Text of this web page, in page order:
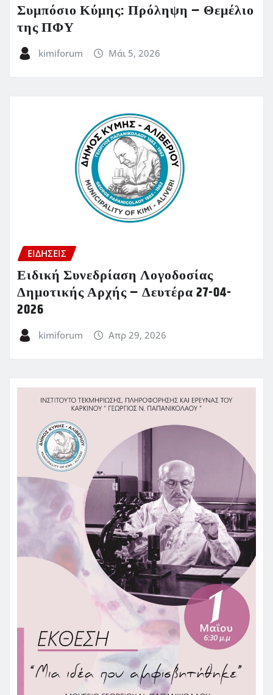
Συμπόσιο Κύμης: Πρόληψη – Θεμέλιο
της ΠΦΥ
kimiforum Μάι 5, 2026
ΕΙΔΗΣΕΙΣ
Ειδική Συνεδρίαση Λογοδοσίας
Δημοτικής Αρχής – Δευτέρα 27-04-
2026
kimiforum Απρ 29, 2026